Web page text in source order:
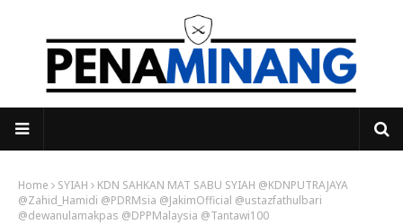
Home SYIAH
KDN SAHKAN MAT SABU SYIAH @KDNPUTRAJAYA
@Zahid_Hamidi @PDRMsia @JakimOfficial @ustazfathulbari
@dewanulamakpas @DPPMalaysia @Tantawi100